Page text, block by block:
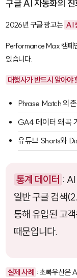
구글 AI 자동화의 진
2026년 구글 광고는 AI
Performance Max캠페
있습니다.
대행사가 반드시 알아야
Phrase Match의
GA4 데이터 왜곡
유튜브 Shorts와
통계 데이터 :
일반 구글 검색
통해 유입된 고
때문입니다.
실제 사례 : 초록우산은